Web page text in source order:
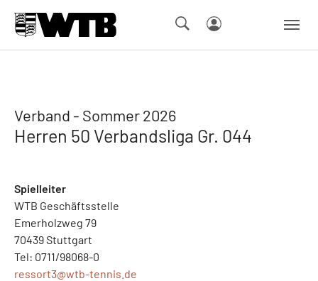
Verband - Sommer 2026
Herren 50 Verbandsliga Gr. 044
Spielleiter
WTB Geschäftsstelle
Emerholzweg 79
70439 Stuttgart
Tel: 0711/98068-0
ressort3@wtb-tennis.de